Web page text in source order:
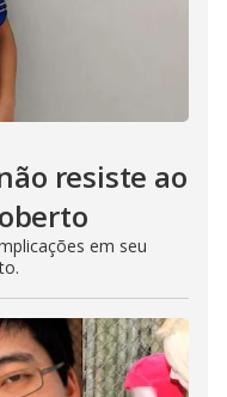
resiste ao
em seu